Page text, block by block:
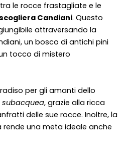
le rocce frastagliate e le
Candiani. Questo
attraversando la
un bosco di antichi pini
tocco di mistero
per gli amanti dello
subacquea, grazie alla ricca
delle sue rocce. Inoltre, la
una meta ideale anche